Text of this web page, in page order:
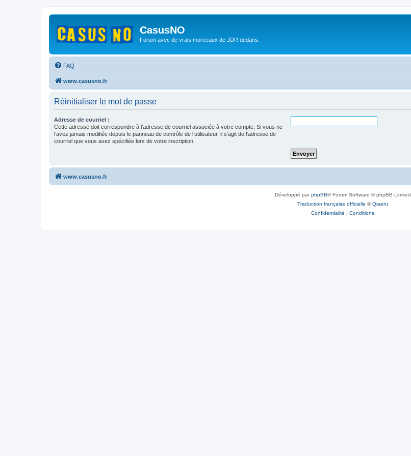
CasusNO
Forum avec de vrais morceaux de JDR dedans.
FAQ
www.casusno.fr
Réinitialiser le mot de passe
Adresse de courriel :
Cette adresse doit correspondre à l’adresse de courriel associée à votre compte. Si vous ne
l’avez jamais modifiée depuis le panneau de contrôle de l’utilisateur, il s’agit de l’adresse de
courriel que vous avez spécifiée lors de votre inscription.
www.casusno.fr
Développé parphpBB® Forum Software © phpBB Limited
Traduction française officielle ©Qiaeru
Confidentialité | Conditions